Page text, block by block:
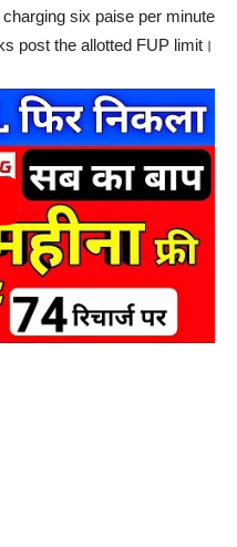
six paise per minute
post the allotted FUP limit।